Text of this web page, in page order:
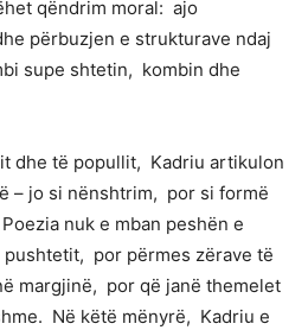
qëndrim moral: ajo
përbuzjen e strukturave ndaj
supe shtetin, kombin dhe
dhe të popullit, Kadriu artikulon
– jo si nënshtrim, por si formë
nuk e mban peshën e
por përmes zërave të
margjinë, por që janë themelet
Në këtë mënyrë, Kadriu e